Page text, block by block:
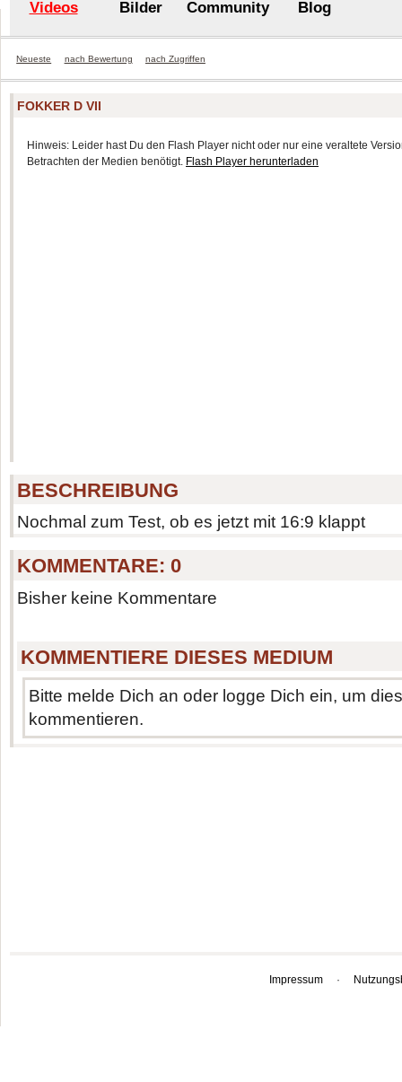
Videos Bilder Community Blog
Neueste nach Bewertung nach Zugriffen
FOKKER D VII
Hinweis: Leider hast Du den Flash Player nicht oder nur eine veraltete
Betrachten der Medien benötigt. Flash Player herunterladen
BESCHREIBUNG
Nochmal zum Test, ob es jetzt mit 16:9 klappt
KOMMENTARE:0
Bisher keine Kommentare
KOMMENTIERE DIESES MEDIUM
Bitte melde Dich an oder logge Dich ein, um
kommentieren.
Impressum ·